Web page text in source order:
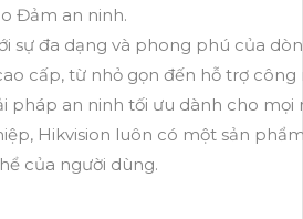
Đảm an ninh.
sự đa dạng và phong phú của
cấp, từ nhỏ gọn đến hỗ trợ công
pháp an ninh tối ưu dành cho mọi
Hikvision luôn có một sản
của người dùng.